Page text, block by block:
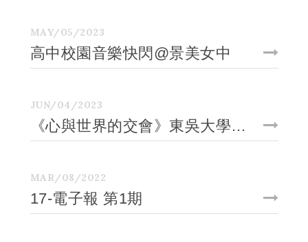
MAY/05/2023
高中校園音樂快閃@景美女中
JUN/04/2023
《心與世界的交會》東吳大學人文社會學院
MAR/08/2022
17-電子報 第1期